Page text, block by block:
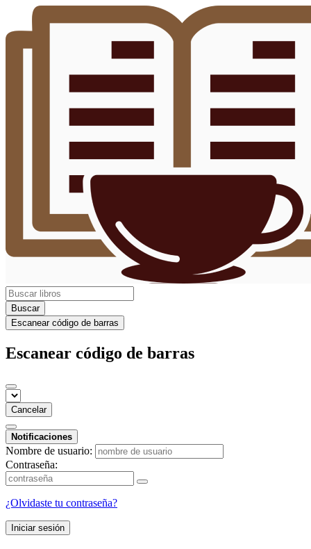
Buscar
Escanear código de barras
Escanear código de barras
Cancelar
Notificaciones
Nombre de usuario:
Contraseña:
¿Olvidaste tu contraseña?
Iniciar sesión